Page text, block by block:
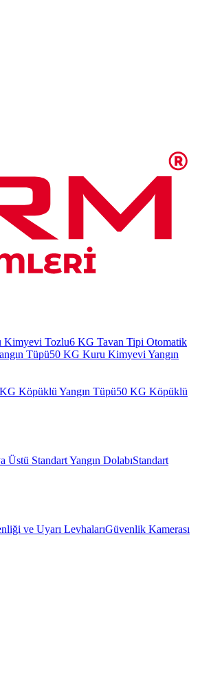
Kimyevi Tozlu6 KG Tavan Tipi Otomatik
Tüpü50 KG Kuru Kimyevi Yangın
Köpüklü Yangın Tüpü50 KG Köpüklü
Üstü Standart Yangın DolabıStandart
ve Uyarı LevhalarıGüvenlik Kamerası